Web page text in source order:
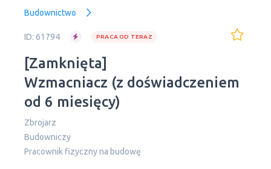
Budownictwo
ID: 61794 PRACA OD TERAZ
[Zamknięta]
Wzmacniacz (z doświadczeniem
od 6 miesięcy)
Zbrojarz
Budowniczy
Pracownik fizyczny na budowę